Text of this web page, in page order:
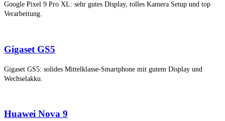
Google Pixel 9 Pro XL: sehr gutes Display, tolles Kamera Setup und top
Verarbeitung.
Gigaset GS5
Gigaset GS5: solides Mittelklasse-Smartphone mit gutem Display und
Wechselakku.
Huawei Nova 9